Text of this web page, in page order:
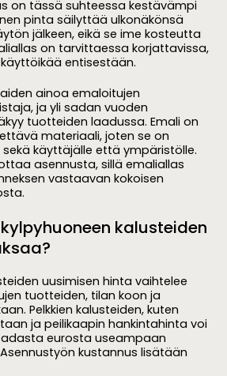
on tässä suhteessa kestävämpi
pinta säilyttää ulkonäkönsä
jälkeen, eikä se ime kosteutta
on tarvittaessa korjattavissa,
entisestään.
ainoa emaloitujen
ja yli sadan vuoden
tuotteiden laadussa. Emali on
materiaali, joten se on
käyttäjälle että ympäristölle.
asennusta, sillä emaliallas
vastaavan kokoisen
kalusteiden
uusimisen hinta vaihtelee
tuotteiden, tilan koon ja
Pelkkien kalusteiden, kuten
ja peilikaapin hankintahinta voi
eurosta useampaan
kustannus lisätään